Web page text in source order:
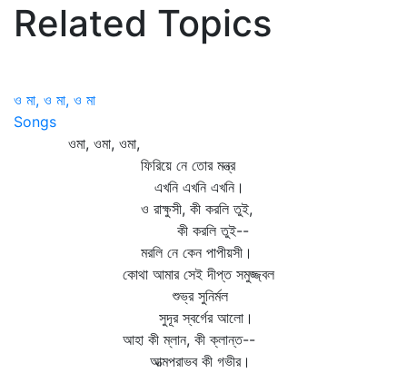
Related Topics
ও মা, ও মা, ও মা
Songs
ওমা, ওমা, ওমা,
ফিরিয়ে নে তোর মন্ত্র
এখনি এখনি এখনি।
ও রাক্ষুসী, কী করলি তুই,
কী করলি তুই--
মরলি নে কেন পাপীয়সী।
কোথা আমার সেই দীপ্ত সমুজ্জ্বল
শুভ্র সুনির্মল
সুদূর স্বর্গের আলো।
আহা কী ম্লান, কী ক্লান্ত--
আত্মপরাভব কী গভীর।